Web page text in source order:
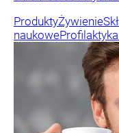
ProduktyŻywienie
naukowe